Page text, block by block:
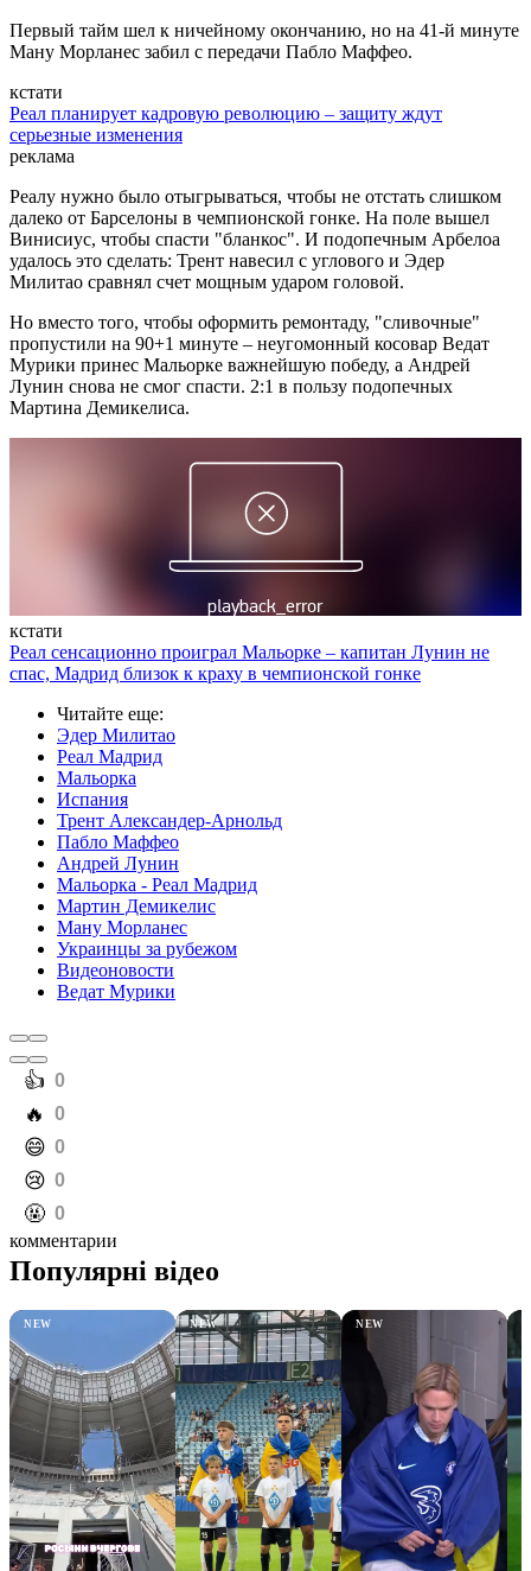
Первый тайм шел к ничейному окончанию, но на 41-й минуте
Ману Морланес забил с передачи Пабло Маффео.
кстати
Реал планирует кадровую революцию – защиту ждут
серьезные изменения
реклама
Реалу нужно было отыгрываться, чтобы не отстать слишком
далеко от Барселоны в чемпионской гонке. На поле вышел
Винисиус, чтобы спасти "бланкос". И подопечным Арбелоа
удалось это сделать: Трент навесил с углового и Эдер
Милитао сравнял счет мощным ударом головой.
Но вместо того, чтобы оформить ремонтаду, "сливочные"
пропустили на 90+1 минуте – неугомонный косовар Ведат
Мурики принес Мальорке важнейшую победу, а Андрей
Лунин снова не смог спасти. 2:1 в пользу подопечных
Мартина Демикелиса.
кстати
Реал сенсационно проиграл Мальорке – капитан Лунин не
спас, Мадрид близок к краху в чемпионской гонке
Читайте еще:
Эдер Милитао
Реал Мадрид
Мальорка
Испания
Трент Александер-Арнольд
Пабло Маффео
Андрей Лунин
Мальорка - Реал Мадрид
Мартин Демикелис
Ману Морланес
Украинцы за рубежом
Видеоновости
Ведат Мурики
️👍 0
️🔥 0
️😄 0
️😢 0
️🤬 0
комментарии